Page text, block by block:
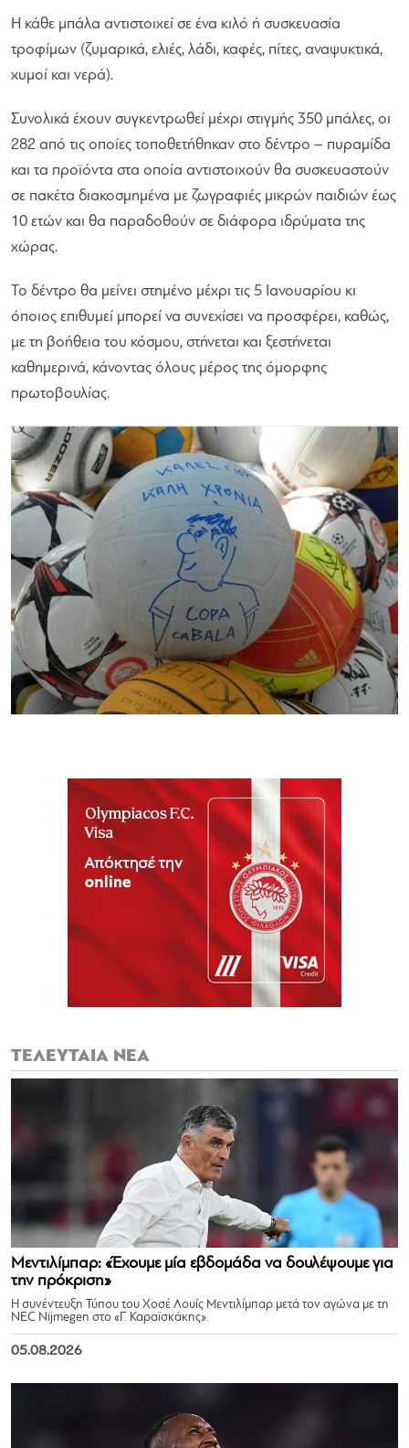
Η κάθε μπάλα αντιστοιχεί σε ένα κιλό ή συσκευασία
τροφίμων (ζυμαρικά, ελιές, λάδι, καφές, πίτες, αναψυκτικά,
χυμοί και νερά).
Συνολικά έχουν συγκεντρωθεί μέχρι στιγμής 350 μπάλες, οι
282 από τις οποίες τοποθετήθηκαν στο δέντρο – πυραμίδα
και τα προϊόντα στα οποία αντιστοιχούν θα συσκευαστούν
σε πακέτα διακοσμημένα με ζωγραφιές μικρών παιδιών έως
10 ετών και θα παραδοθούν σε διάφορα ιδρύματα της
χώρας.
Το δέντρο θα μείνει στημένο μέχρι τις 5 Ιανουαρίου κι
όποιος επιθυμεί μπορεί να συνεχίσει να προσφέρει, καθώς,
με τη βοήθεια του κόσμου, στήνεται και ξεστήνεται
καθημερινά, κάνοντας όλους μέρος της όμορφης
πρωτοβουλίας.
ΤΕΛΕΥΤΑΙΑ ΝΕΑ
Μεντιλίμπαρ: «Έχουμε μία εβδομάδα να δουλέψουμε για
την πρόκριση»
Η συνέντευξη Τύπου του Χοσέ Λουίς Μεντιλίμπαρ μετά τον αγώνα με τη
NEC Nijmegen στο «Γ. Καραϊσκάκης».
05.08.2026